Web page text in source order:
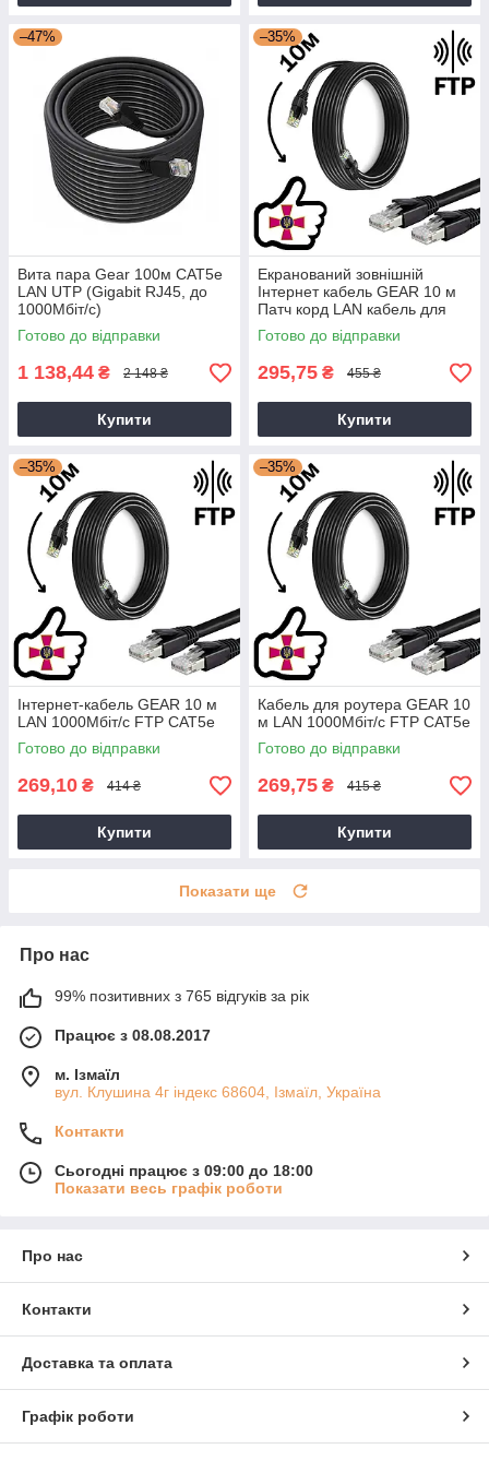
–47%
Вита пара Gear 100м CAT5e
LAN UTP (Gigabit RJ45, до
1000Мбіт/с)
Готово до відправки
1 138,44 ₴ 2 148 ₴
Купити
–35%
Екранований зовнішній
Інтернет кабель GEAR 10 м
Патч корд LAN кабель для
інтернету до 1000Мбіт/с FTP
CAT5e
Готово до відправки
295,75 ₴ 455 ₴
Купити
–35%
Інтернет-кабель GEAR 10 м
LAN 1000Мбіт/с FTP CAT5e
Готово до відправки
269,10 ₴ 414 ₴
Купити
–35%
Кабель для роутера GEAR 10
м LAN 1000Мбіт/с FTP CAT5e
Готово до відправки
269,75 ₴ 415 ₴
Купити
Показати ще
Про нас
99% позитивних з 765 відгуків за рік
Працює з 08.08.2017
м. Ізмаїл
вул. Клушина 4г індекс 68604, Ізмаїл, Україна
Контакти
Сьогодні працює з 09:00 до 18:00
Показати весь графік роботи
Про нас
Контакти
Доставка та оплата
Графік роботи